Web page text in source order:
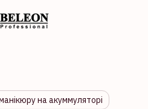
на акуммуляторі